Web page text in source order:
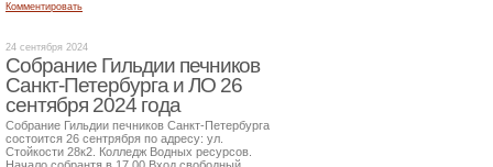
Комментировать
24 сентября 2024
Собрание Гильдии печников
Санкт-Петербурга и ЛО 26
сентября 2024 года
Собрание Гильдии печников Санкт-Петербурга
состоится 26 сентрября по адресу: ул.
Стойкости 28к2. Колледж Водных ресурсов.
Начало собрантя в 17.00 Вход свободный.